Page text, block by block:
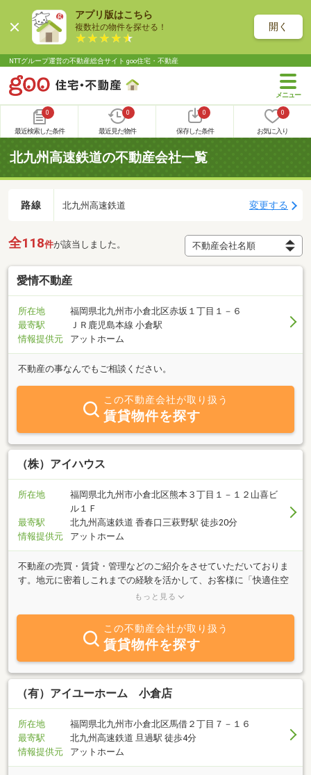
アプリ版はこちら
複数社の物件を探せる！ 開く
NTTグループ運営の不動産総合サイト goo住宅・不動産
0
最近検索した条件
0
最近見た物件
0
保存した条件
0
お気に入り
北九州高速鉄道の不動産会社一覧
路線 北九州高速鉄道 変更する
全118件が該当しました。
愛情不動産
所在地
福岡県北九州市小倉北区赤坂１丁目１－６
最寄駅
ＪＲ鹿児島本線 小倉駅
情報提供元
アットホーム
不動産の事なんでもご相談ください。
この不動産会社が取り扱う
賃貸物件を探す
（株）アイハウス
所在地
福岡県北九州市小倉北区熊本３丁目１－１２山喜ビ
ル１Ｆ
最寄駅
北九州高速鉄道 香春口三萩野駅 徒歩20分
情報提供元
アットホーム
不動産の売買・賃貸・管理などのご紹介をさせていただいておりま
す。地元に密着しこれまでの経験を活かして、お客様に「快適住空
間の提供」をする為に、ご協力させて下さい！ご来店を心よりお待
もっと見る
この不動産会社が取り扱う
賃貸物件を探す
（有）アイユーホーム 小倉店
所在地
福岡県北九州市小倉北区馬借２丁目７－１６
最寄駅
北九州高速鉄道 旦過駅 徒歩4分
情報提供元
アットホーム